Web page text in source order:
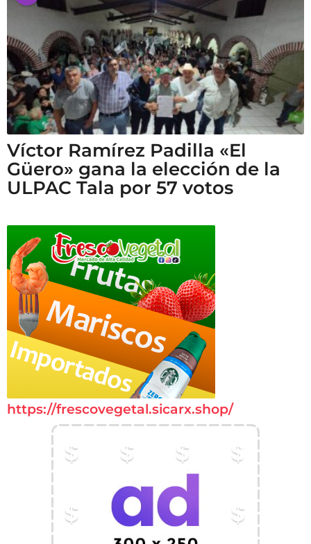
Víctor Ramírez Padilla «El
Güero» gana la elección de la
ULPAC Tala por 57 votos
https://frescovegetal.sicarx.shop/